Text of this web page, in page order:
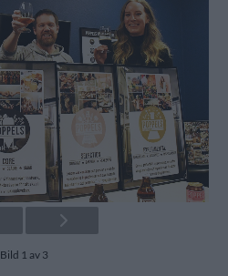
Bild 1 av 3